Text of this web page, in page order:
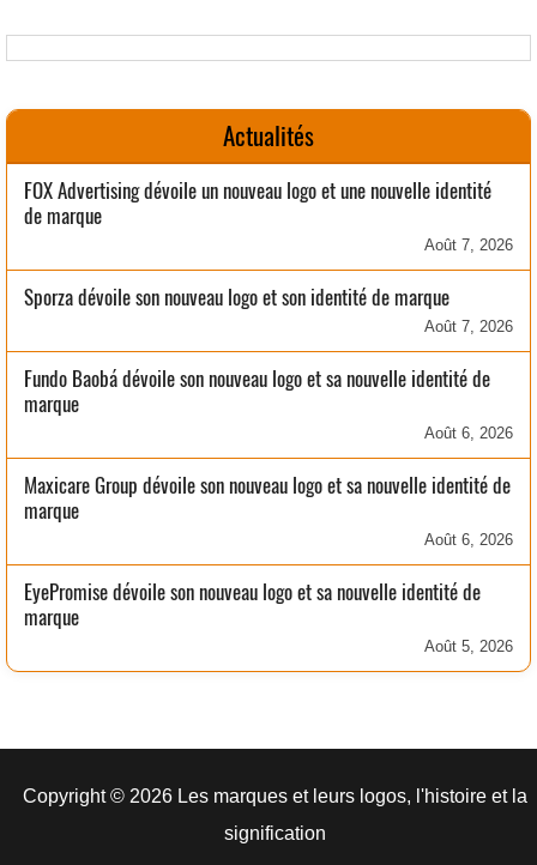
Actualités
FOX Advertising dévoile un nouveau logo et une nouvelle identité
de marque
Août 7, 2026
Sporza dévoile son nouveau logo et son identité de marque
Août 7, 2026
Fundo Baobá dévoile son nouveau logo et sa nouvelle identité de
marque
Août 6, 2026
Maxicare Group dévoile son nouveau logo et sa nouvelle identité de
marque
Août 6, 2026
EyePromise dévoile son nouveau logo et sa nouvelle identité de
marque
Août 5, 2026
Copyright © 2026 Les marques et leurs logos, l'histoire et la
signification